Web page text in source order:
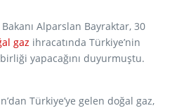
Alparslan Bayraktar, 30
gaz ihracatında Türkiye’nin
yapacağını duyurmuştu.
Türkiye’ye gelen doğal gaz,